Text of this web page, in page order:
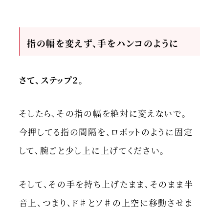
指の幅を変えず、手をハンコのように
さて、ステップ２。
そしたら、その指の幅を絶対に変えないで。
今押してる指の間隔を、ロボットのように固定
して、腕ごと少し上に上げてください。
そして、その手を持ち上げたまま、そのまま半
音上、つまり、ド♯とソ♯の上空に移動させま